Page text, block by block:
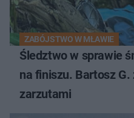
ZABÓJSTWO W MŁAWIE
Śledztwo w sprawie
na finiszu. Bartosz
zarzutami